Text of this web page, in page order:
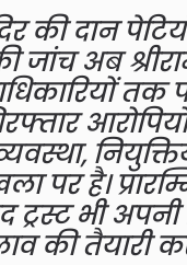
की दान
अब
पर है।
भी अपनी
की तैयारी